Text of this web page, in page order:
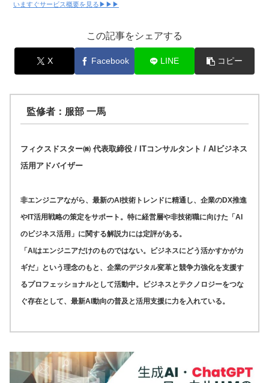
いますぐサービス概要を見る▶▶▶
この記事をシェアする
X Facebook LINE コピー
監修者：服部 一馬
フィクスドスター㈱ 代表取締役 / ITコンサルタント / AIビジネス
活用アドバイザー
非エンジニアながら、最新のAI技術トレンドに精通し、企業のDX推進
やIT活用戦略の策定をサポート。特に経営層や非技術職に向けた「AI
のビジネス活用」に関する解説力には定評がある。
「AIはエンジニアだけのものではない。ビジネスにどう活かすかがカ
ギだ」という理念のもと、企業のデジタル変革と競争力強化を支援す
るプロフェッショナルとして活動中。ビジネスとテクノロジーをつな
ぐ存在として、最新AI動向の普及と活用支援に力を入れている。